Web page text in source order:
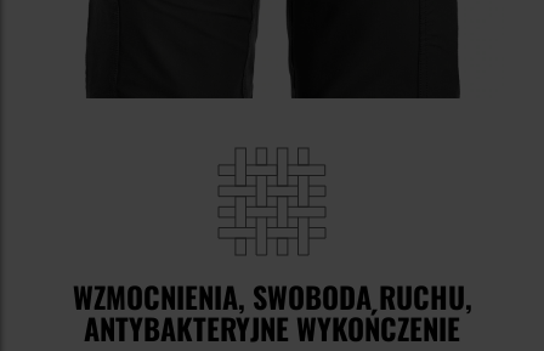
WZMOCNIENIA, SWOBODA RUCHU,
ANTYBAKTERYJNE WYKOŃCZENIE